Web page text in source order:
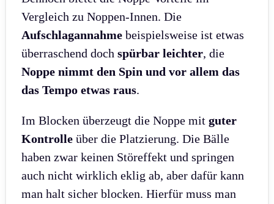
Vergleich zu Noppen-Innen. Die
Aufschlagannahme beispielsweise ist etwas
überraschend doch spürbar leichter, die
Noppe nimmt den Spin und vor allem das
das Tempo etwas raus.
Im Blocken überzeugt die Noppe mit guter
Kontrolle über die Platzierung. Die Bälle
haben zwar keinen Störeffekt und springen
auch nicht wirklich eklig ab, aber dafür kann
man halt sicher blocken. Hierfür muss man